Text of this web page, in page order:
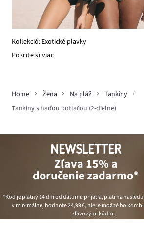
Kollekció: Exotické plavky
Pozrite si viac
Home Žena Na pláž
Tankiny
Tankiny s haďou potlačou (2-dielne)
NEWSLETTER
Zľava 15% a
doručenie zadarmo*
*Kód je platný 14 dní od dátumu prijatia, platí na
v minimálnej hodnote24,99 €, nie je možné ho
zľavovými kódmi.